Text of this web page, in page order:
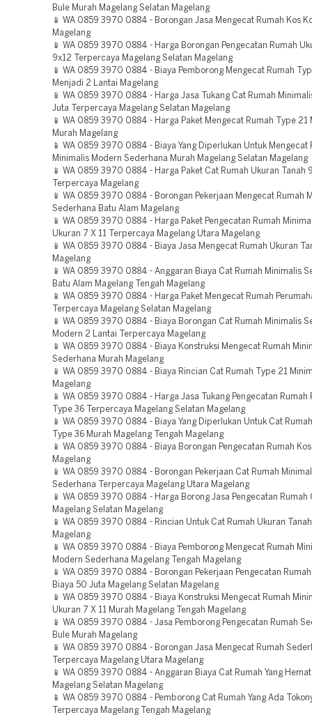
Bule Murah Magelang Selatan Magelang
📱 WA 0859 3970 0884 - Borongan Jasa Mengecat Rumah Kos
Magelang
📱 WA 0859 3970 0884 - Harga Borongan Pengecatan Rumah
9x12 Terpercaya Magelang Selatan Magelang
📱 WA 0859 3970 0884 - Biaya Pemborong Mengecat Rumah
Menjadi 2 Lantai Magelang
📱 WA 0859 3970 0884 - Harga Jasa Tukang Cat Rumah
Juta Terpercaya Magelang Selatan Magelang
📱 WA 0859 3970 0884 - Harga Paket Mengecat Rumah Type 21
Murah Magelang
📱 WA 0859 3970 0884 - Biaya Yang Diperlukan Untuk Mengecat
Minimalis Modern Sederhana Murah Magelang Selatan Magelang
📱 WA 0859 3970 0884 - Harga Paket Cat Rumah Ukuran Tanah
Terpercaya Magelang
📱 WA 0859 3970 0884 - Borongan Pekerjaan Mengecat Rumah
Sederhana Batu Alam Magelang
📱 WA 0859 3970 0884 - Harga Paket Pengecatan Rumah
Ukuran 7 X 11 Terpercaya Magelang Utara Magelang
📱 WA 0859 3970 0884 - Biaya Jasa Mengecat Rumah Ukuran
Magelang
📱 WA 0859 3970 0884 - Anggaran Biaya Cat Rumah Minimalis
Batu Alam Magelang Tengah Magelang
📱 WA 0859 3970 0884 - Harga Paket Mengecat Rumah
Terpercaya Magelang Selatan Magelang
📱 WA 0859 3970 0884 - Biaya Borongan Cat Rumah Minimalis
Modern 2 Lantai Terpercaya Magelang
📱 WA 0859 3970 0884 - Biaya Konstruksi Mengecat Rumah
Sederhana Murah Magelang
📱 WA 0859 3970 0884 - Biaya Rincian Cat Rumah Type 21
Magelang
📱 WA 0859 3970 0884 - Harga Jasa Tukang Pengecatan Rumah
Type 36 Terpercaya Magelang Selatan Magelang
📱 WA 0859 3970 0884 - Biaya Yang Diperlukan Untuk Cat
Type 36 Murah Magelang Tengah Magelang
📱 WA 0859 3970 0884 - Biaya Borongan Pengecatan Rumah
Magelang
📱 WA 0859 3970 0884 - Borongan Pekerjaan Cat Rumah
Sederhana Terpercaya Magelang Utara Magelang
📱 WA 0859 3970 0884 - Harga Borong Jasa Pengecatan Rumah
Magelang Selatan Magelang
📱 WA 0859 3970 0884 - Rincian Untuk Cat Rumah Ukuran
Magelang
📱 WA 0859 3970 0884 - Biaya Pemborong Mengecat Rumah
Modern Sederhana Magelang Tengah Magelang
📱 WA 0859 3970 0884 - Borongan Pekerjaan Pengecatan
Biaya 50 Juta Magelang Selatan Magelang
📱 WA 0859 3970 0884 - Biaya Konstruksi Mengecat Rumah
Ukuran 7 X 11 Murah Magelang Tengah Magelang
📱 WA 0859 3970 0884 - Jasa Pemborong Pengecatan Rumah
Bule Murah Magelang
📱 WA 0859 3970 0884 - Borongan Jasa Mengecat Rumah
Terpercaya Magelang Utara Magelang
📱 WA 0859 3970 0884 - Anggaran Biaya Cat Rumah Yang
Magelang Selatan Magelang
📱 WA 0859 3970 0884 - Pemborong Cat Rumah Yang Ada
Terpercaya Magelang Tengah Magelang